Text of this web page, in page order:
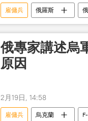
雇傭兵 俄羅斯
俄專家講述烏
原因
2月19日, 14:58
雇傭兵 烏克蘭